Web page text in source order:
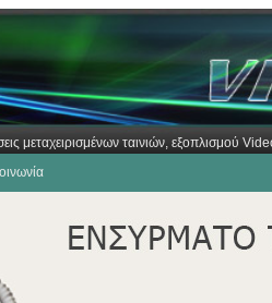
μεταχειρισμένων ταινιών,